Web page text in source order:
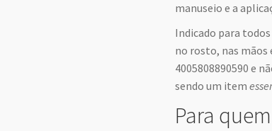
manuseio e a
Indicado para
no rosto, nas mãos
4005808890590 e
sendo um item
Para